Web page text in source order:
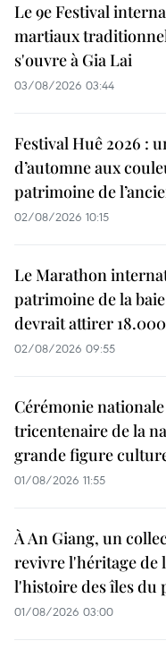
Le 9e Festival
martiaux
s'ouvre à Gia Lai
03/08/2026 03:44
Festival Huê 2026 :
d’automne aux
patrimoine de
02/08/2026 10:15
Le Marathon
patrimoine de la
devrait attirer
02/08/2026 09:55
Cérémonie
tricentenaire de la
grande figure
01/08/2026 11:55
À An Giang, un
revivre l'héritage de
l'histoire des îles du
01/08/2026 03:00